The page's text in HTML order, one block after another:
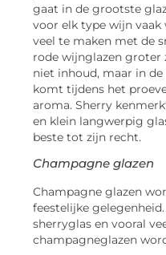
gaat in de grootste
voor elk type wijn vaak
veel te maken met de
rode wijnglazen groter
niet inhoud, maar in
komt tijdens het
aroma. Sherry
en klein langwerpig
beste tot zijn recht.
Champagne glazen
Champagne glazen
feestelijke
sherryglas en vooral
champagneglazen